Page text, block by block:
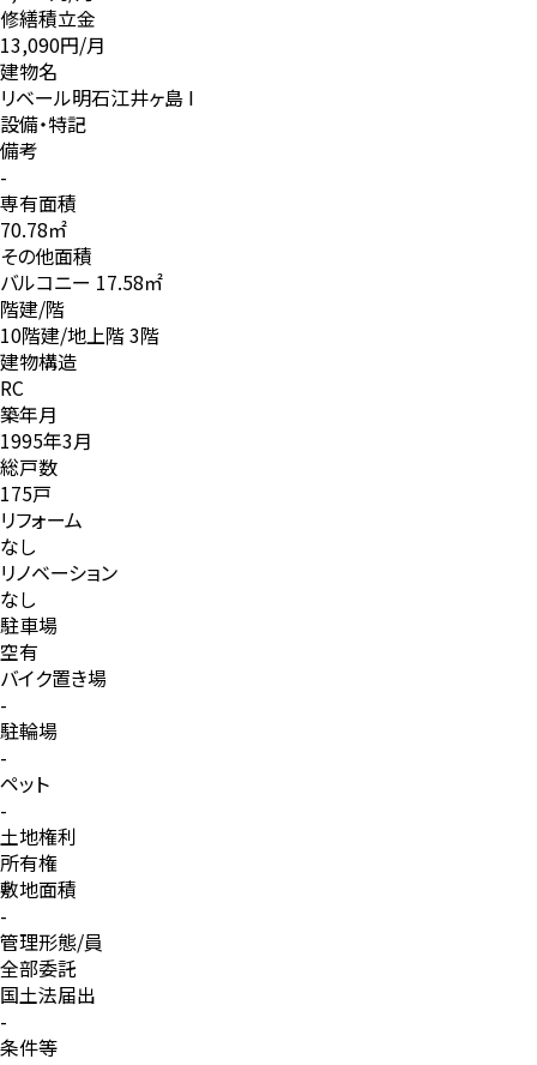
売マンション
価格
980万円
平米単価
138,000円
管理費等
4,170円/月
修繕積立金
13,090円/月
建物名
リベール明石江井ヶ島 I
設備・特記
備考
-
専有面積
70.78㎡
その他面積
バルコニー 17.58㎡
階建/階
10階建/地上階 3階
建物構造
RC
築年月
1995年3月
総戸数
175戸
リフォーム
なし
リノベーション
なし
駐車場
空有
バイク置き場
-
駐輪場
-
ペット
-
土地権利
所有権